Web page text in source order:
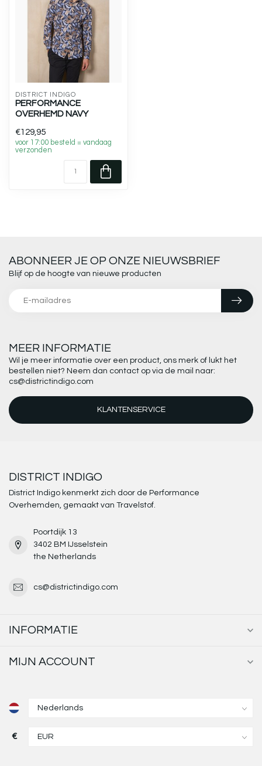
DISTRICT INDIGO
PERFORMANCE
OVERHEMD NAVY
€129,95
voor 17:00 besteld = vandaag
verzonden
MEER INFORMATIE
Wil je meer informatie over een product, ons merk of lukt het
bestellen niet? Neem dan contact op via de mail naar:
cs@districtindigo.com
KLANTENSERVICE
ABONNEER JE OP ONZE NIEUWSBRIEF
Blijf op de hoogte van nieuwe producten
DISTRICT INDIGO
District Indigo kenmerkt zich door de Performance
Overhemden, gemaakt van Travelstof.
Poortdijk 13
3402 BM IJsselstein
the Netherlands
cs@districtindigo.com
INFORMATIE
MIJN ACCOUNT
€